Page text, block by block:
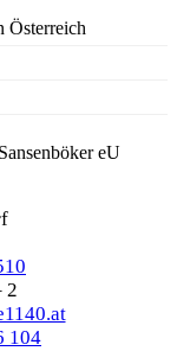
Österreich
eU
2
104